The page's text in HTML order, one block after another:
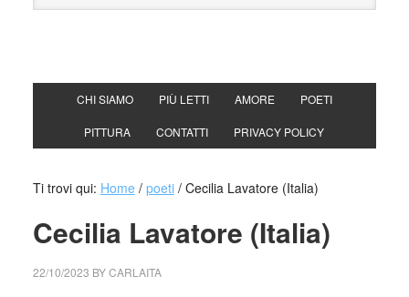
CHI SIAMO PIÙ LETTI AMORE POETI
PITTURA CONTATTI PRIVACY POLICY
Ti trovi qui: Home / poeti /Cecilia Lavatore (Italia)
Cecilia Lavatore (Italia)
22/10/2023 BYCARLAITA